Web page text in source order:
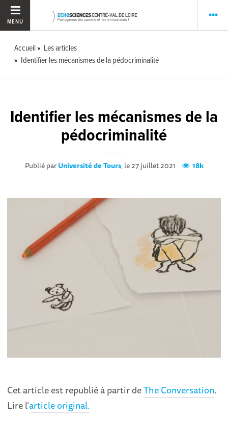
MENU
Accueil
Les articles
Identifier les mécanismes de la pédocriminalité
Identifier les mécanismes de la
pédocriminalité
Publié parUniversité de Tours, le 27 juillet 2021 18k
Cet article est republié à partir deThe Conversation.
Lire l’article original.